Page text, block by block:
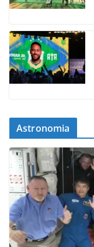
Astronomia